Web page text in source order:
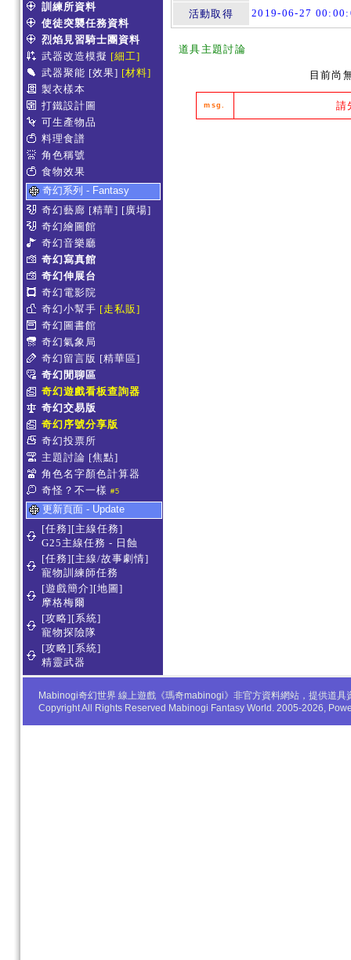
訓練所資料
使徒突襲任務資料
烈焰見習騎士團資料
武器改造模擬 [細工]
武器聚能 [效果] [材料]
製衣樣本
打鐵設計圖
可生產物品
料理食譜
角色稱號
食物效果
奇幻系列 - Fantasy
奇幻藝廊 [精華] [廣場]
奇幻繪圖館
奇幻音樂廳
奇幻寫真館
奇幻伸展台
奇幻電影院
奇幻小幫手 [走私販]
奇幻圖書館
奇幻氣象局
奇幻留言版 [精華區]
奇幻閒聊區
奇幻遊戲看板查詢器
奇幻交易版
奇幻序號分享版
奇幻投票所
主題討論 [焦點]
角色名字顏色計算器
奇怪？不一樣 #5
更新頁面 - Update
[任務][主線任務]
G25主線任務 - 日蝕
[任務][主線/故事劇情]
寵物訓練師任務
[遊戲簡介][地圖]
摩格梅爾
[攻略][系統]
寵物探險隊
[攻略][系統]
精靈武器
活動取得 2019-06-27
道具主題討論
目前尚
msg. 請
Mabinogi奇幻世界 線上遊戲《瑪奇mabinogi》非官方資料網站，提供道
Copyright All Rights Reserved Mabinogi Fantasy World. 2005-2026,